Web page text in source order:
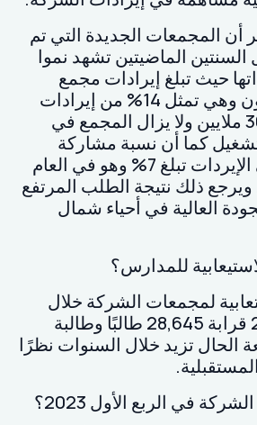
أن المجمعات الجديدة التي تم
السنتين الماضيتين تشهد نموا
حيث تبلغ إيرادات مجمع
القيروان 41.7 مليون وهي تمثل 14% من إيرادات
الشركة البالغة 308 ملايين ولا يزال المجمع في
كما أن نسبة مشاركة
مجمع العارض في الإيردات تبلغ 7% وهو في العام
ذلك نتيجة الطلب المرتفع
العالية في أحياء شمال
للمدارس؟
لمجمعات الشركة خلال
العام المالي 2022 قرابة 28,645 طالبًا وطالبة
الحال تزيد خلال السنوات نظرًا
في الربع الأول 2023؟